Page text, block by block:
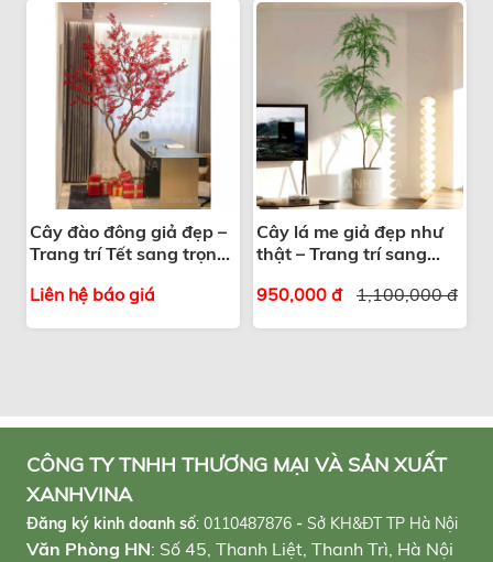
Cây đào đông giả đẹp –
Trang trí Tết sang trọng,
Liên hệ báo giá
Cây lá me giả đẹp như
thật – Trang trí sang
1,100,000 đ
950,000 đ
CÔNG TY TNHH THƯƠNG MẠI VÀ SẢN XUẤT
XANHVINA
Đăng ký kinh doanh số: 0110487876 - Sở KH&ĐT TP Hà Nội
Văn Phòng HN: Số 45, Thanh Liệt, Thanh Trì, Hà Nội